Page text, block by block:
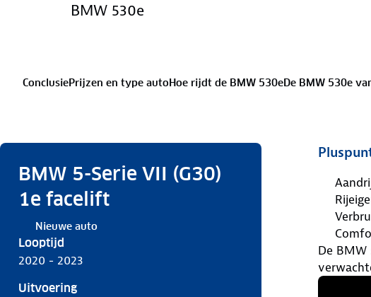
BMW 530e
ConclusiePrijzen en type autoHoe rijdt de BMW 530eDe BMW 530e
BMW 5-Serie VII (G30)
1e facelift
Nieuwe auto
Looptijd
2020 - 2023
Uitvoering
De